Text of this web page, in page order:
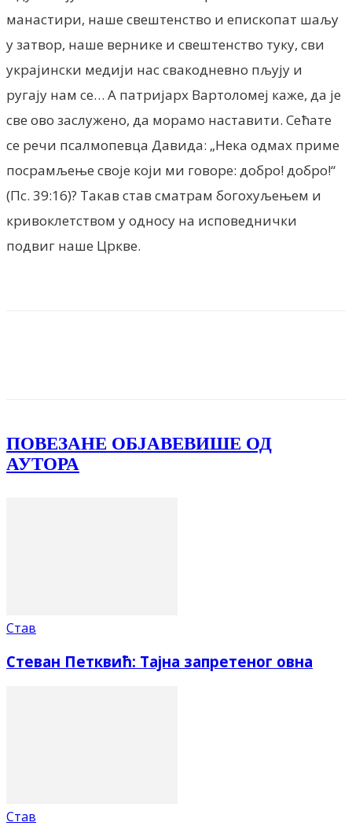
манастири, наше свештенство и епископат шаљу
у затвор, наше вернике и свештенство туку, сви
украјински медији нас свакодневно пљују и
ругају нам се… А патријарх Вартоломеј каже, да је
све ово заслужено, да морамо наставити. Сећате
се речи псалмопевца Давида: „Нека одмах приме
посрамљење своје који ми говоре: добро! добро!“
(Пс. 39:16)? Такав став сматрам богохуљењем и
кривоклетством у односу на исповеднички
подвиг наше Цркве.
ПОВЕЗАНЕ ОБЈАВЕВИШЕ ОД
АУТОРА
Став
Стеван Петквић: Тајна запретеног овна
Став